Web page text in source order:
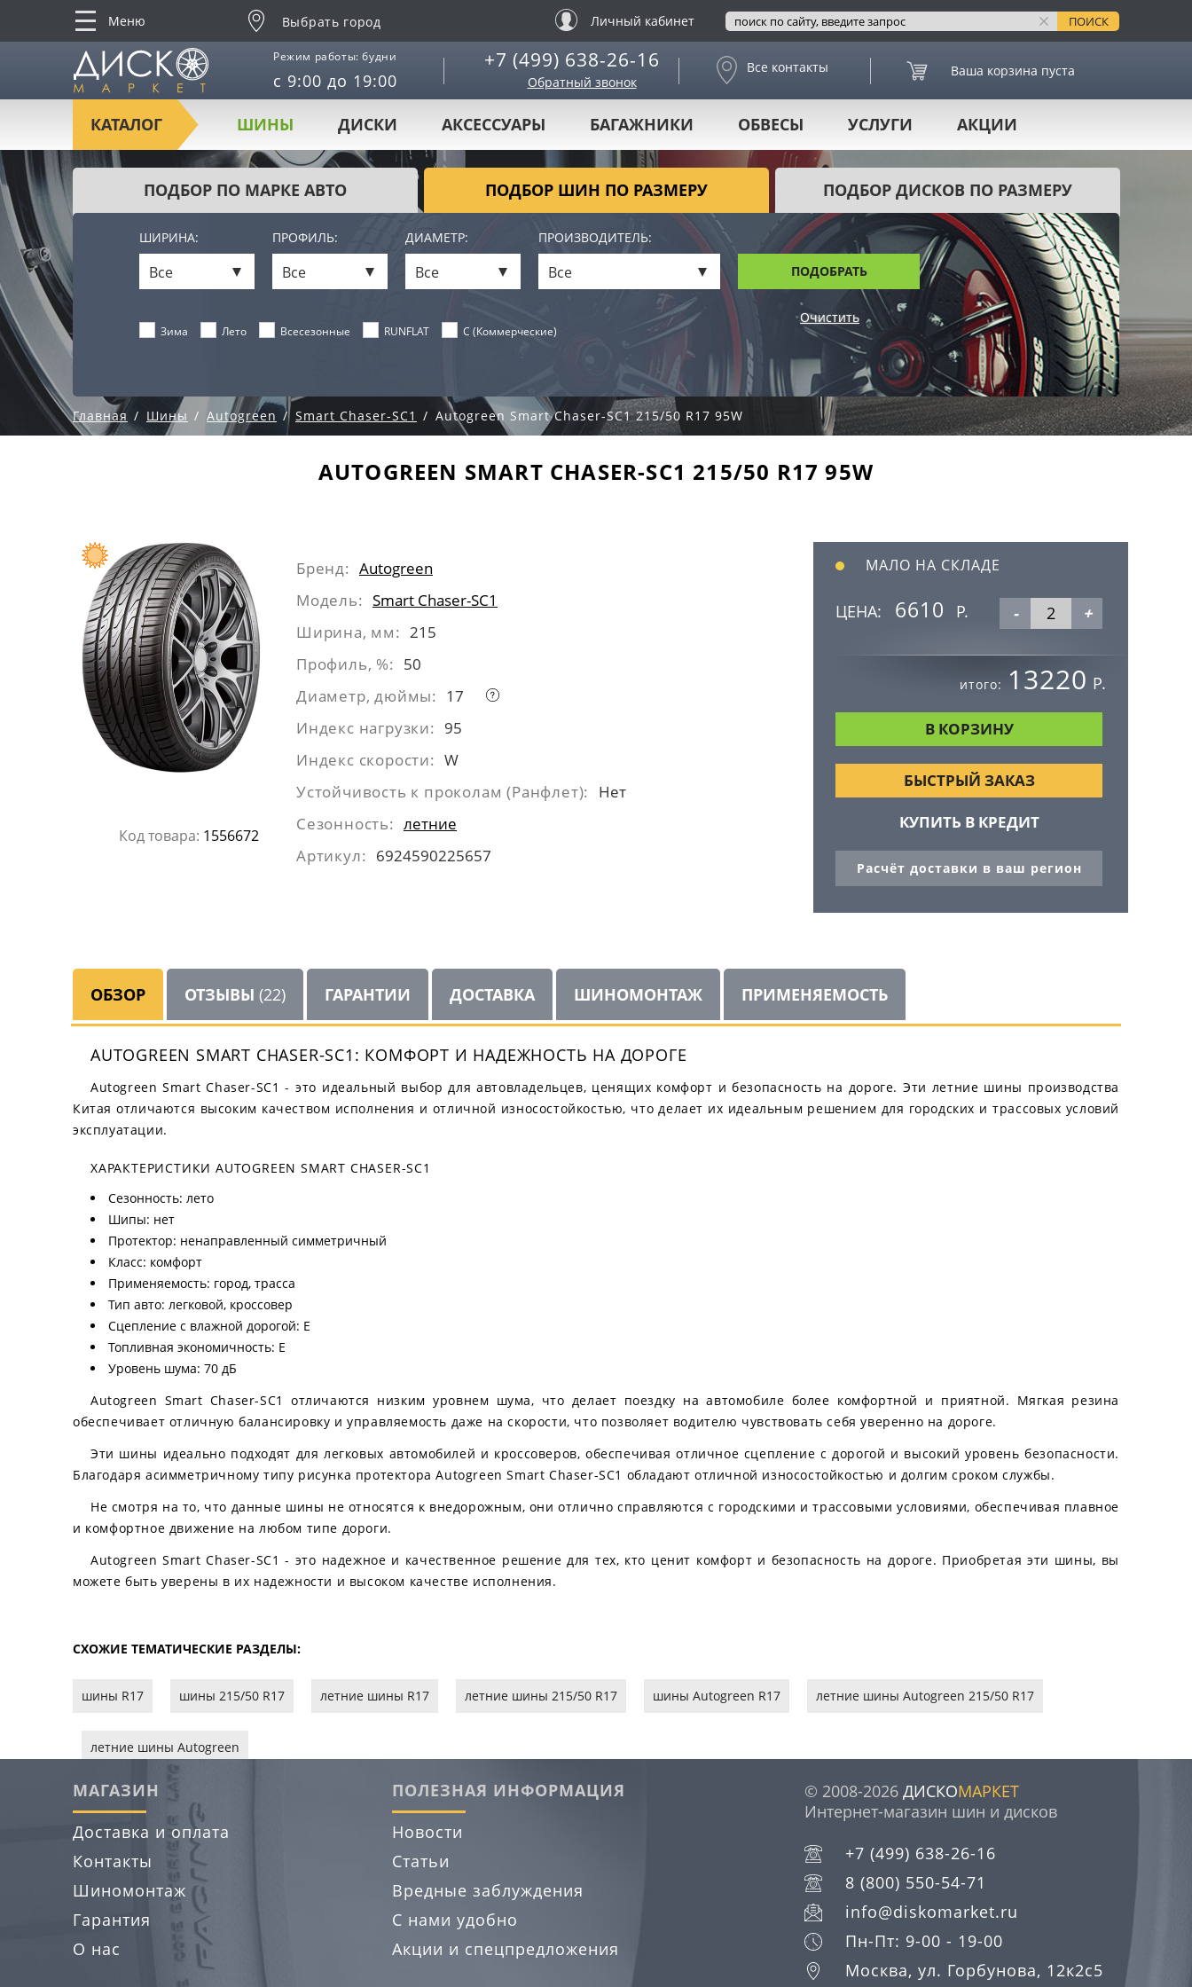
Меню Выбрать город Личный кабинет
Режим работы: будни
с 9:00 до 19:00
+7 (499) 638-26-16
Обратный звонок
Все контакты Ваша корзина пуста
КАТАЛОГ ШИНЫ ДИСКИ АКСЕССУАРЫ БАГАЖНИКИ ОБВЕСЫ УСЛУГИ АКЦИИ
ПОДБОР ПО МАРКЕ АВТО ПОДБОР ШИН ПО РАЗМЕРУ ПОДБОР ДИСКОВ ПО РАЗМЕРУ
ШИРИНА: ПРОФИЛЬ: ДИАМЕТР: ПРОИЗВОДИТЕЛЬ:
Все Все Все Все ПОДОБРАТЬ
Зима Лето Всесезонные RUNFLAT C (Коммерческие)
Главная Шины Autogreen Smart Chaser-SC1 Autogreen Smart Chaser-SC1 215/50 R17 95W
AUTOGREEN SMART CHASER-SC1 215/50 R17 95W
Код товара: 1556672
Бренд: Autogreen
Модель: Smart Chaser-SC1
Ширина, мм: 215
Профиль, %:
50
Диаметр, дюймы:
17
Индекс нагрузки:
95
Индекс скорости: W
Устойчивость к проколам (Ранфлет):
Нет
Сезонность: летние
Артикул:
6924590225657
МАЛО НА СКЛАДЕ
ЦЕНА: 6610 Р. - +
итого: 13220 Р.
БЫСТРЫЙ ЗАКАЗ
КУПИТЬ В КРЕДИТ
Расчёт доставки в ваш регион
ОБЗОР ОТЗЫВЫ (22) ГАРАНТИИ ДОСТАВКА ШИНОМОНТАЖ ПРИМЕНЯЕМОСТЬ
AUTOGREEN SMART CHASER-SC1: КОМФОРТ И НАДЕЖНОСТЬ НА ДОРОГЕ
Autogreen Smart Chaser-SC1 - это идеальный выбор для автовладельцев, ценящих комфорт и безопасность на дороге. Эти летние шины производства
Китая отличаются высоким качеством исполнения и отличной износостойкостью, что делает их идеальным решением для городских и трассовых условий
эксплуатации.
ХАРАКТЕРИСТИКИ AUTOGREEN SMART CHASER-SC1
Сезонность: лето
Шипы: нет
Протектор: ненаправленный симметричный
Класс: комфорт
Применяемость: город, трасса
Тип авто: легковой, кроссовер
Сцепление с влажной дорогой: E
Топливная экономичность: E
Уровень шума: 70 дБ
Autogreen Smart Chaser-SC1 отличаются низким уровнем шума, что делает поездку на автомобиле более комфортной и приятной. Мягкая резина
обеспечивает отличную балансировку и управляемость даже на скорости, что позволяет водителю чувствовать себя уверенно на дороге.
Эти шины идеально подходят для легковых автомобилей и кроссоверов, обеспечивая отличное сцепление с дорогой и высокий уровень безопасности.
Благодаря асимметричному типу рисунка протектора Autogreen Smart Chaser-SC1 обладают отличной износостойкостью и долгим сроком службы.
Не смотря на то, что данные шины не относятся к внедорожным, они отлично справляются с городскими и трассовыми условиями, обеспечивая плавное
и комфортное движение на любом типе дороги.
Autogreen Smart Chaser-SC1 - это надежное и качественное решение для тех, кто ценит комфорт и безопасность на дороге. Приобретая эти шины, вы
можете быть уверены в их надежности и высоком качестве исполнения.
СХОЖИЕ ТЕМАТИЧЕСКИЕ РАЗДЕЛЫ:
шины R17 шины 215/50 R17 летние шины R17 летние шины 215/50 R17 шины Autogreen R17 летние шины Autogreen 215/50 R17
летние шины Autogreen
МАГАЗИН
Доставка и оплата
Контакты
Шиномонтаж
Гарантия
О нас
ПОЛЕЗНАЯ ИНФОРМАЦИЯ
Новости
Статьи
Вредные заблуждения
С нами удобно
Акции и спецпредложения
© 2008-2026 ДИСКОМАРКЕТ
Интернет-магазин шин и дисков
+7 (499) 638-26-16
8 (800) 550-54-71
info@diskomarket.ru
Пн-Пт: 9-00 - 19-00
Москва, ул. Горбунова, 12к2с5